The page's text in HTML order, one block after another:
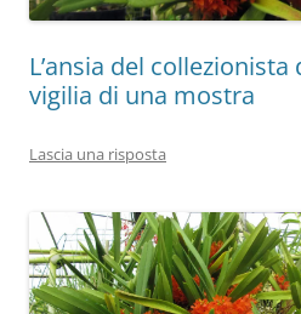
L’ansia del
vigilia di una mostra
Lascia una risposta